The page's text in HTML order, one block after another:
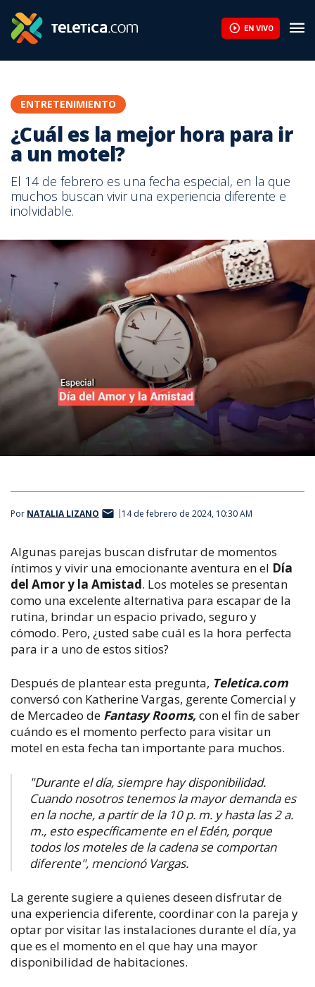
EN VIVO
ENTRETENIMIENTO
¿Cuál es la mejor hora para ir
a un motel?
El 14 de febrero es una fecha especial, en la que
muchos buscan vivir una experiencia diferente e
inolvidable.
Por NATALIA LIZANO 14 de febrero de 2024, 10:30 AM
Algunas parejas buscan disfrutar de momentos
íntimos y vivir una emocionante aventura en el Día
del Amor y la Amistad. Los moteles se presentan
como una excelente alternativa para escapar de la
rutina, brindar un espacio privado, seguro y
cómodo. Pero, ¿usted sabe cuál es la hora perfecta
para ir a uno de estos sitios?
Después de plantear esta pregunta, Teletica.com
conversó con Katherine Vargas, gerente Comercial y
de Mercadeo de Fantasy Rooms,con el fin de saber
cuándo es el momento perfecto para visitar un
motel en esta fecha tan importante para muchos.
"Durante el día, siempre hay disponibilidad.
Cuando nosotros tenemos la mayor demanda es
en la noche, a partir de la 10 p. m. y hasta las 2 a.
m., esto específicamente en el Edén, porque
todos los moteles de la cadena se comportan
diferente", mencionó Vargas.
La gerente sugiere a quienes deseen disfrutar de
una experiencia diferente, coordinar con la pareja y
optar por visitar las instalaciones durante el día, ya
que es el momento en el que hay una mayor
disponibilidad de habitaciones.